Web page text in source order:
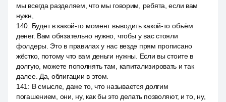
мы всегда разделяем, что мы говорим, ребята, если вам
нужн,
140: Будет в какой-то момент выводить какой-то объём
денег. Вам обязательно нужно, чтобы у вас стояли
фолдеры. Это в правилах у нас везде прям прописано
жёстко, потому что вам деньги нужны. Если вы стоите в
долгую, можете пополнять там, капитализировать и так
далее. Да, облигации в этом.
141 : В смысле, даже то, что называется долгим
погашением, они, ну, как бы это делать позволяют, и то, ну,